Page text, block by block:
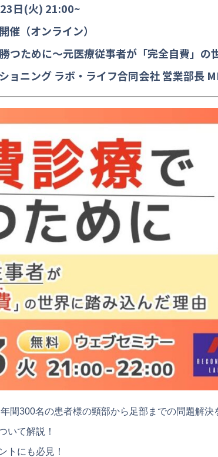
日(火) 21:00~
催（オンライン）
つために～元医療従事者が「完全自費」の
ョニング ラボ・ライフ合同会社 営業部長
間300名の患者様の頸部から足部までの問題解決
いて解説！
トにも必見！